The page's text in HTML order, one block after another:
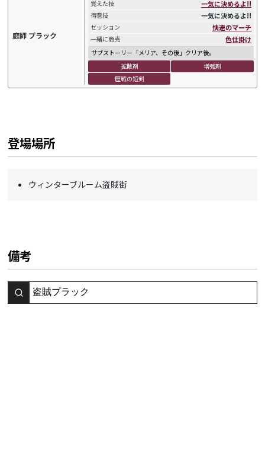
庭師 プラック
覚えた技 一気に決めるよ!!
得意技 一気に決めるよ!!
セッション 快速のマーチ
一緒に商売 色仕掛け
サブストーリー「メリア、その後」クリア後。
拡散剤
増強剤
歴戦の短剣
登場場所
ウィンターブルーム盗賊街
備考